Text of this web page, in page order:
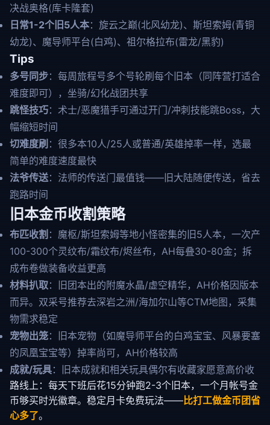
决战奥格(库卡隆套)
日常1-2个旧5人本：旋云之巅(北风幼龙)、斯坦索姆(青铜
幼龙)、魔导师平台(白鸡)、祖尔格拉布(雷龙/黑豹)
Tips
多号同步：每周旅程号多个号轮刷每个旧本（同阵营打适合
难度即可），坐骑/幻化战团共享
跳怪技巧：术士/恶魔猎手可通过开门/冲刺技能跳Boss，大
幅缩短时间
切难度刷 ：很多本10人/25人或普通/英雄掉率一样，选最
简单的难度速度最快
法爷传送：法师的传送门最值钱——旧大陆随便传送，省去
跑路时间
旧本金币收割策略
布匹收割 ：魔枢/斯坦索姆等地小怪密集的旧5人本，一次产
100-300个灵纹布/霜纹布/烬丝布，AH每叠30-80金；拆
成布卷做装备收益更高
材料扒取：旧团本出的附魔水晶/虚空精华，AH价格因版本
而异。双采号推荐去深岩之洲/海加尔山等CTM地图，采集
物需求稳定
宠物出笼：旧本宠物（如魔导师平台的白鸡宝宝、风暴要塞
的凤凰宝宝等）掉率尚可，AH价格较高
成就/玩具：旧本成就和相关玩具偶尔有收藏家愿意高价收
路线上：每天下班后花15分钟跑2-3个旧本，一个月帐号金
币够买时光徽章。稳定月卡免费玩法——比打工做金币团省
心多了。